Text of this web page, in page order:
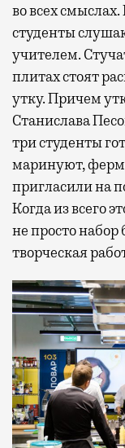
во всех
студенты
учителем.
плитах стоят
утку. Причем
Станислава
три студенты
маринуют,
пригласили на
Когда из всего
не просто
творческая